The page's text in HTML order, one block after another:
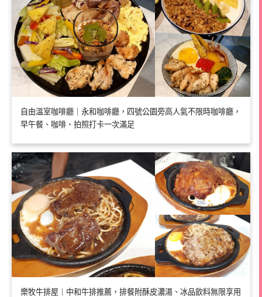
自由溫室咖啡廳｜永和咖啡廳，四號公園旁高人氣不限時咖啡廳，
早午餐、咖啡、拍照打卡一次滿足
樂牧牛排屋｜中和牛排推薦，排餐附酥皮濃湯、冰品飲料無限享用